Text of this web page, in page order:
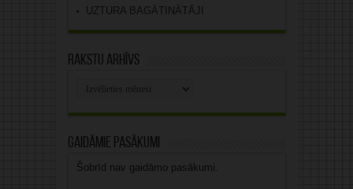
UZTURA BAGĀTINĀTĀJI
Rakstu arhīvs
Gaidāmie pasākumi
Šobrīd nav gaidāmo pasākumi.